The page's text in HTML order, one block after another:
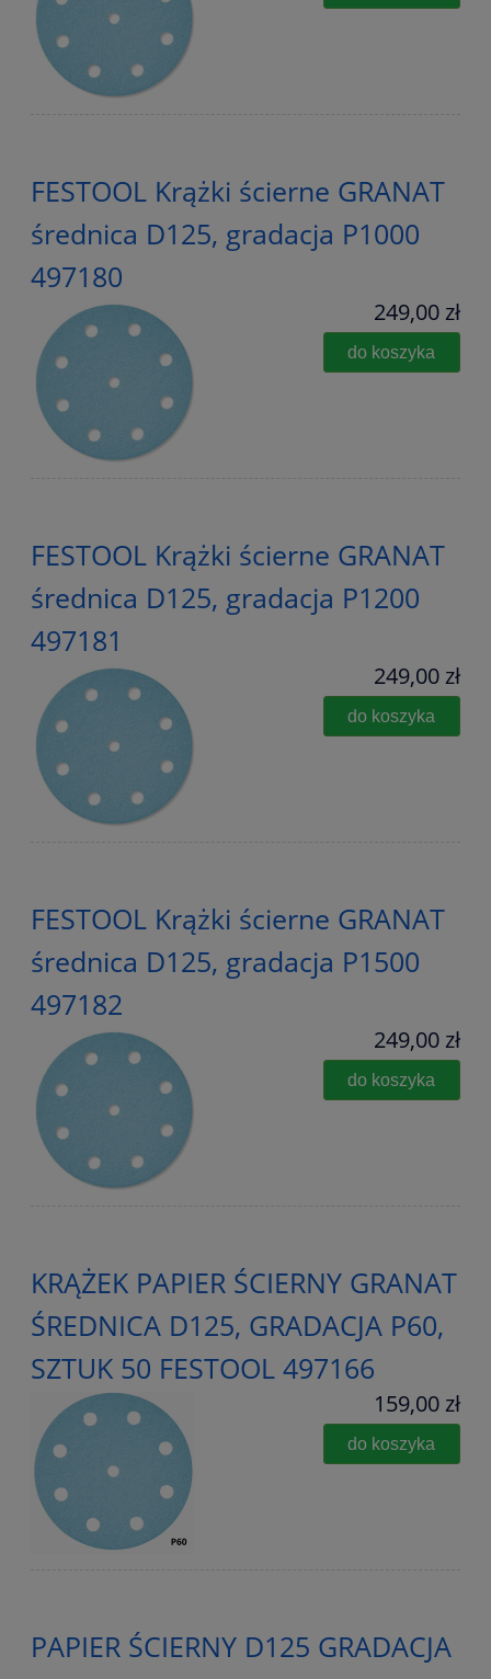
FESTOOL Krążki ścierne GRANAT
średnica D125, gradacja P1000
497180
249,00 zł
do koszyka
FESTOOL Krążki ścierne GRANAT
średnica D125, gradacja P1200
497181
249,00 zł
do koszyka
FESTOOL Krążki ścierne GRANAT
średnica D125, gradacja P1500
497182
249,00 zł
do koszyka
KRĄŻEK PAPIER ŚCIERNY GRANAT
ŚREDNICA D125, GRADACJA P60,
SZTUK 50 FESTOOL 497166
159,00 zł
do koszyka
PAPIER ŚCIERNY D125 GRADACJA